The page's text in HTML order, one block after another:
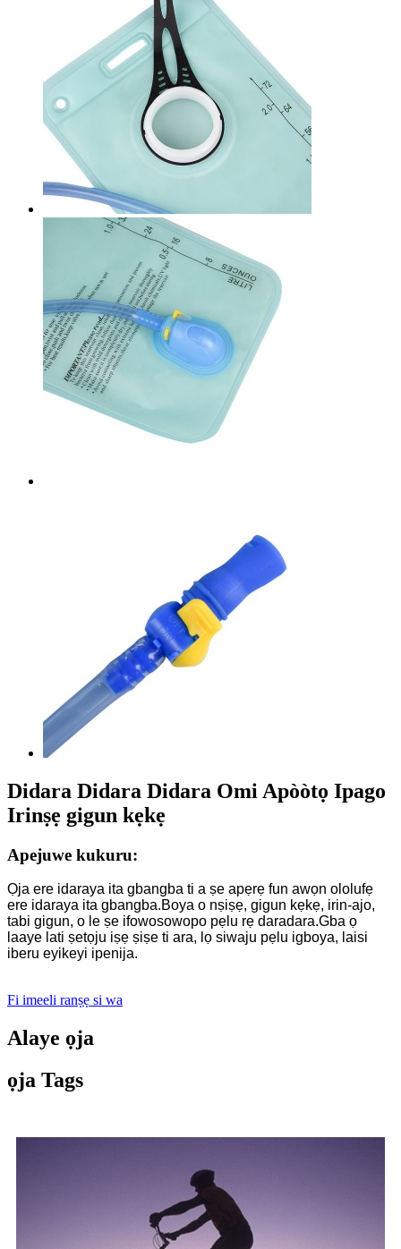
Didara Didara Didara Omi Apòòtọ Ipago
Irinṣẹ gigun kẹkẹ
Apejuwe kukuru:
Ọja ere idaraya ita gbangba ti a ṣe apẹrẹ fun awọn ololufẹ
ere idaraya ita gbangba.Boya o nṣiṣẹ, gigun kẹkẹ, irin-ajo,
tabi gigun, o le ṣe ifowosowopo pẹlu rẹ daradara.Gba ọ
laaye lati ṣetọju iṣẹ ṣiṣe ti ara, lọ siwaju pẹlu igboya, laisi
iberu eyikeyi ipenija.
Fi imeeli ranṣẹ si wa
Alaye ọja
ọja Tags